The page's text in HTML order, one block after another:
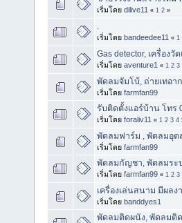
เริ่มโดย dilive11 « 1 2 »
เริ่มโดย bandeedee11 « 1
Gas detector, เครื่องวั
เริ่มโดย aventure1 « 1 2 3
พัดลมจัมโบ้, ถ่ายเทอา
เริ่มโดย farmfan99
รับติดตั้งแอร์บ้าน โทร
เริ่มโดย foraliv11 « 1 2 3 4
พัดลมฟาร์ม , พัดลมอุต
เริ่มโดย farmfan99
พัดลมกัญชา, พัดลมระ
เริ่มโดย farmfan99 « 1 2 3
เครื่องเล่นสนาม มีผล
เริ่มโดย banddyes1
พัดลมติดผนัง, พัดลมติ